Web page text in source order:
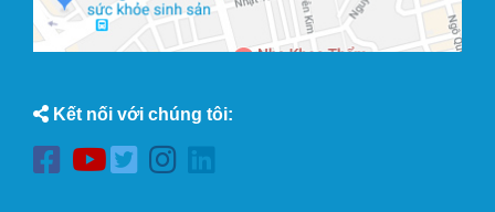
Kết nối với chúng tôi: